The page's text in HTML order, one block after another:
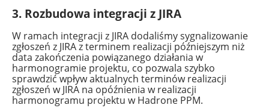
3. Rozbudowa integracji z JIRA
W ramach integracji z JIRA dodaliśmy sygnalizowanie
zgłoszeń z JIRA z terminem realizacji późniejszym niż
data zakończenia powiązanego działania w
harmonogramie projektu, co pozwala szybko
sprawdzić wpływ aktualnych terminów realizacji
zgłoszeń w JIRA na opóźnienia w realizacji
harmonogramu projektu w Hadrone PPM.